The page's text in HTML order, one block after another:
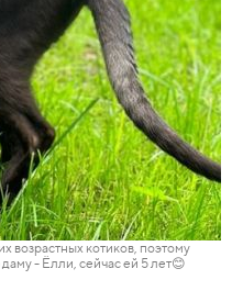
возрастных котиков, поэтому
- Ёлли, сейчас ей 5лет😊